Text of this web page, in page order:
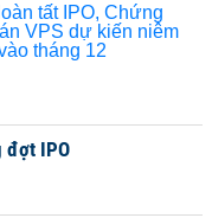
đợt IPO